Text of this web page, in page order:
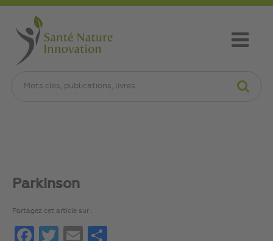
Parkinson
Partagez cet article sur :
FacebookTwitterEmail